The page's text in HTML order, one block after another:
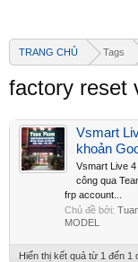
TRANG CHỦ Tags
factory reset
Vsmart
khoản
Vsmart Live
công qua
frp account...
Chủ đề bởi:
MODEL
Hiển thị kết quả từ 1 đến 1